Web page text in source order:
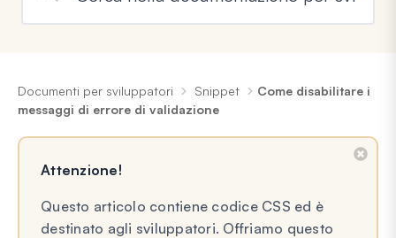
Documenti per sviluppatori Snippet
Come disabilitare i
messaggi di errore di validazione
Attenzione!
Questo articolo contiene codice CSS ed è
destinato agli sviluppatori. Offriamo questo